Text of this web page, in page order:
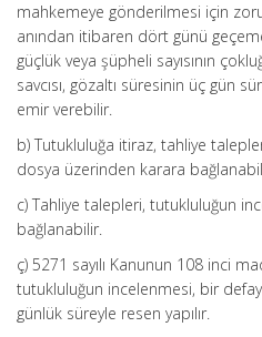
mahkemeye gönderilmesi için
anından itibaren dört günü
güçlük veya şüpheli sayısının
savcısı, gözaltı süresinin üç gün
emir verebilir.
b) Tutukluluğa itiraz, tahliye
dosya üzerinden karara
c) Tahliye talepleri, tutukluluğun
bağlanabilir.
ç) 5271 sayılı Kanunun 108 inci
tutukluluğun incelenmesi, bir
günlük süreyle resen yapılır.